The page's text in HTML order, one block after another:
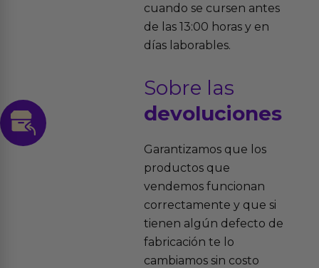
cuando se cursen antes
de las 13:00 horas y en
días laborables.
Sobre las
devoluciones
Garantizamos que los
productos que
vendemos funcionan
correctamente y que si
tienen algún defecto de
fabricación te lo
cambiamos sin costo